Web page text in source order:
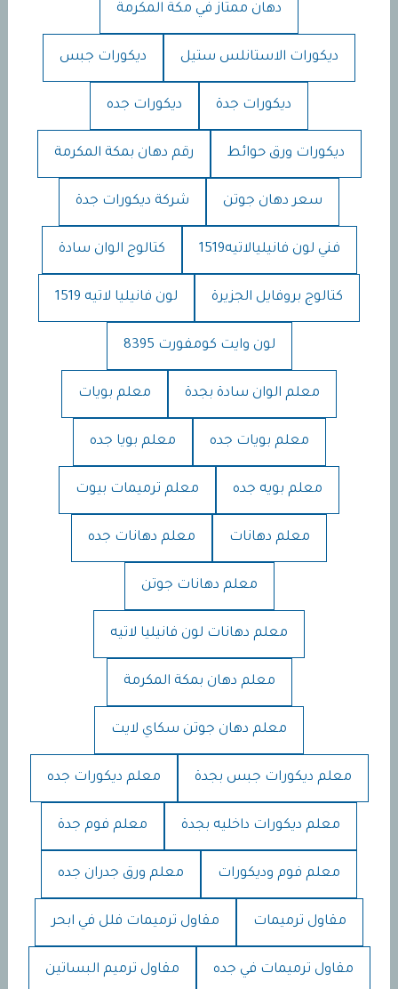
دهان ممتاز في مكة المكرمة
ديكورات الاستانلس ستيل ديكورات جبس
ديكورات جدة ديكورات جده
ديكورات ورق حوائط رقم دهان بمكة المكرمة
سعر دهان جوتن شركة ديكورات جدة
فني لون فانيليالاتيه1519 كتالوج الوان سادة
كتالوج بروفايل الجزيرة لون فانيليا لاتيه 1519
لون وايت كومفورت 8395
معلم الوان سادة بجدة معلم بويات
معلم بويات جده معلم بويا جده
معلم بويه جده معلم ترميمات بيوت
معلم دهانات معلم دهانات جده
معلم دهانات جوتن
معلم دهانات لون فانيليا لاتيه
معلم دهان بمكة المكرمة
معلم دهان جوتن سكاي لايت
معلم ديكورات جبس بجدة معلم ديكورات جده
معلم ديكورات داخليه بجدة معلم فوم جدة
معلم فوم وديكورات معلم ورق جدران جده
مقاول ترميمات مقاول ترميمات فلل في ابحر
مقاول ترميمات في جده مقاول ترميم البساتين